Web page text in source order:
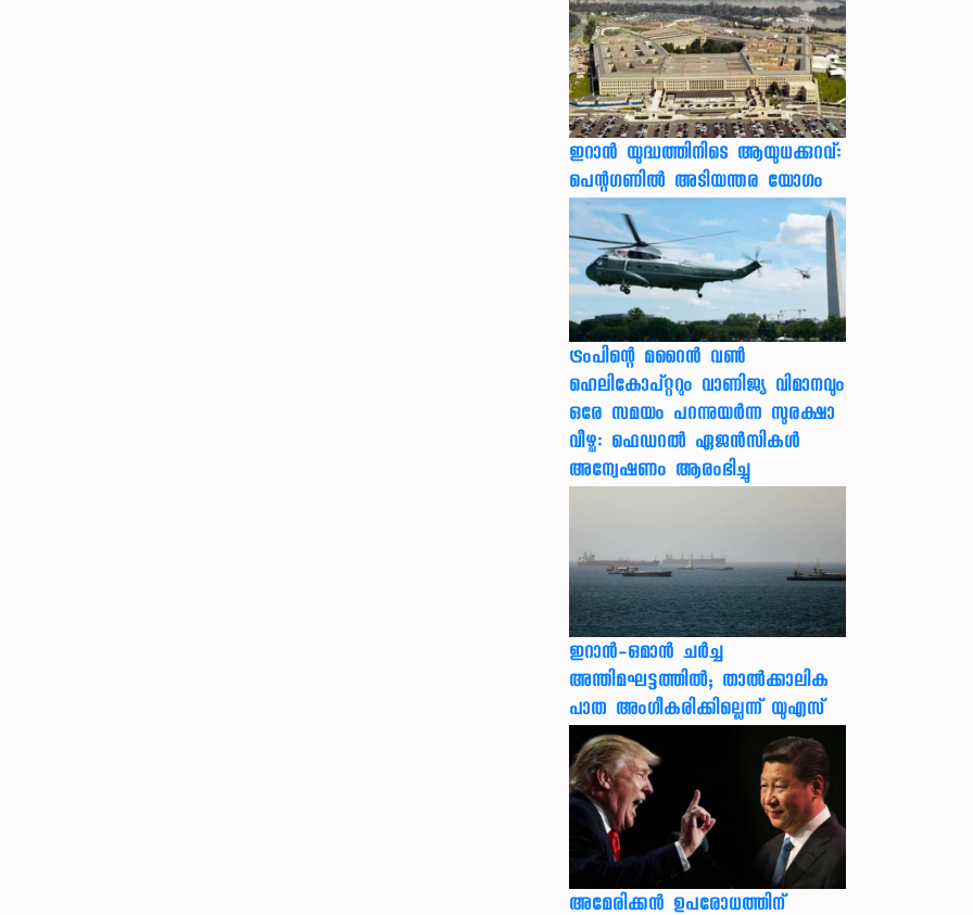
ഇറാന്‍ യുദ്ധത്തിനിടെ ആയുധക്കുറവ്:
പെന്റഗണില്‍ അടിയന്തര യോഗം
ട്രംപിന്റെ മറൈന്‍ വണ്‍
ഹെലികോപ്റ്ററും വാണിജ്യ വിമാനവും
ഒരേ സമയം പറന്നുയര്‍ന്ന സുരക്ഷാ
വീഴ്ച: ഫെഡറല്‍ ഏജന്‍സികള്‍
അന്വേഷണം ആരംഭിച്ചു
ഇറാന്‍-ഒമാന്‍ ചര്‍ച്ച
അന്തിമഘട്ടത്തില്‍; താല്‍ക്കാലിക
പാത അംഗീകരിക്കില്ലെന്ന് യുഎസ്
അമേരിക്കൻ ഉപരോധത്തിന്